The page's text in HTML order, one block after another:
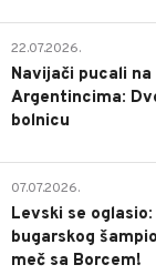
22.07.2026.
Navijači pucali
Argentincima:
bolnicu
07.07.2026.
Levski se
bugarskog
meč sa Borcem!